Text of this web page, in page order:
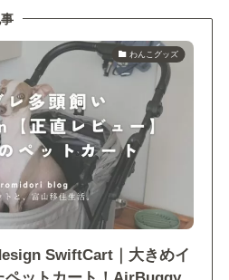
わんこグッズ
SwiftCart｜大きめイ